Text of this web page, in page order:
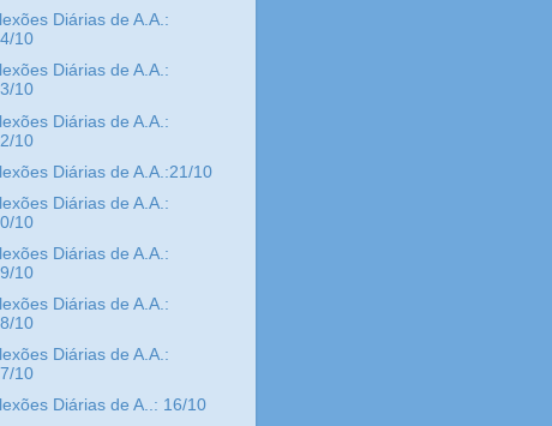
Diárias de A.A.:
10
Diárias de A.A.:
10
Diárias de A.A.:
10
Diárias de A.A.:21/10
Diárias de A.A.:
10
Diárias de A.A.:
10
Diárias de A.A.:
10
Diárias de A.A.:
10
Diárias de A..: 16/10